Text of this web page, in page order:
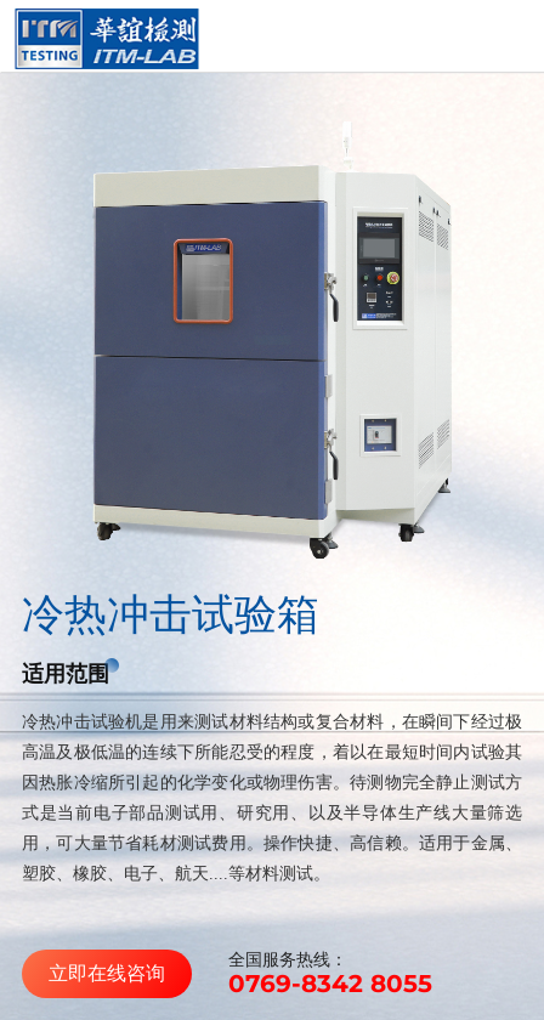
冷热冲击试验箱
适用范围
冷热冲击试验机是用来测试材料结构或复合材料，在瞬间下经过极
高温及极低温的连续下所能忍受的程度，着以在最短时间内试验其
因热胀冷缩所引起的化学变化或物理伤害。待测物完全静止测试方
式是当前电子部品测试用、研究用、以及半导体生产线大量筛选
用，可大量节省耗材测试费用。操作快捷、高信赖。适用于金属、
塑胶、橡胶、电子、航天....等材料测试。
立即在线咨询
全国服务热线：
0769-8342 8055